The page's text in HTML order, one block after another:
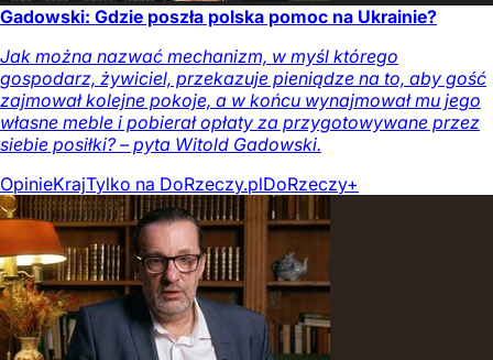
Gadowski: Gdzie poszła polska pomoc na Ukrainie?
Jak można nazwać mechanizm, w myśl którego
gospodarz, żywiciel, przekazuje pieniądze na to, aby gość
zajmował kolejne pokoje, a w końcu wynajmował mu jego
własne meble i pobierał opłaty za przygotowywane przez
siebie posiłki? – pyta Witold Gadowski.
OpinieKrajTylko na DoRzeczy.plDoRzeczy+